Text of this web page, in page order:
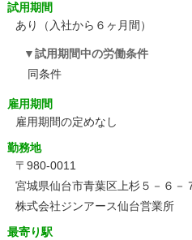
試用期間
あり（入社から６ヶ月間）
試用期間中の労働条件
同条件
雇用期間
雇用期間の定めなし
勤務地
〒980-0011
宮城県仙台市青葉区上杉５－６
株式会社ジンアース仙台営業所
最寄り駅